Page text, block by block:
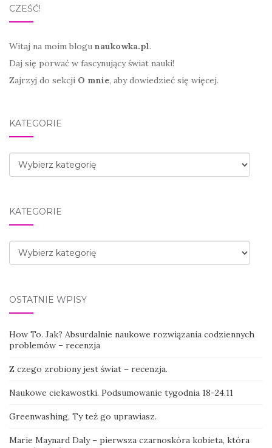
CZEŚĆ!
Witaj na moim blogu naukowka.pl.
Daj się porwać w fascynujący świat nauki!
Zajrzyj do sekcji O mnie, aby dowiedzieć się więcej.
KATEGORIE
Kategorie
KATEGORIE
Kategorie
OSTATNIE WPISY
How To. Jak? Absurdalnie naukowe rozwiązania codziennych
problemów – recenzja
Z czego zrobiony jest świat – recenzja.
Naukowe ciekawostki. Podsumowanie tygodnia 18-24.11
Greenwashing, Ty też go uprawiasz.
Marie Maynard Daly – pierwsza czarnoskóra kobieta, która